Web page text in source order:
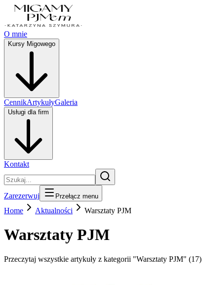
O mnie
Kursy Migowego
CennikArtykułyGaleria
Usługi dla firm
Kontakt
Zarezerwuj Przełącz menu
Home Aktualności Warsztaty PJM
Warsztaty PJM
Przeczytaj wszystkie artykuły z kategorii "Warsztaty PJM" (17)